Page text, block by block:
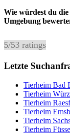
Wie würdest du
Umgebung
5/53 ratings
Letzte
Tierheim Bad
Tierheim
Tierheim
Tierheim
Tierheim
Tierheim